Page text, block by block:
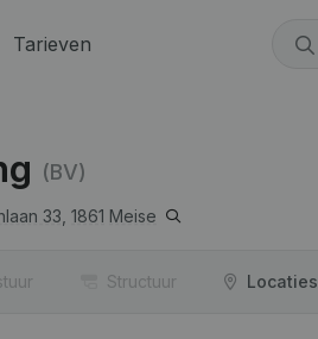
Tarieven
(BV)
33, 1861 Meise
Structuur Locaties